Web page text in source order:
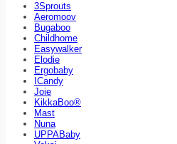
3Sprouts
Aeromoov
Bugaboo
Childhome
Easywalker
Elodie
Ergobaby
ICandy
Joie
KikkaBoo®
Mast
Nuna
UPPABaby